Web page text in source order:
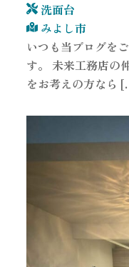
洗面台
みよし市
いつも当ブログを
す。 未来工務店の
をお考えの方なら